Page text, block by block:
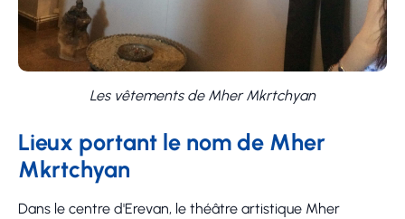
Les vêtements de Mher Mkrtchyan
Lieux portant le nom de Mher
Mkrtchyan
Dans le centre d'Erevan, le théâtre artistique Mher